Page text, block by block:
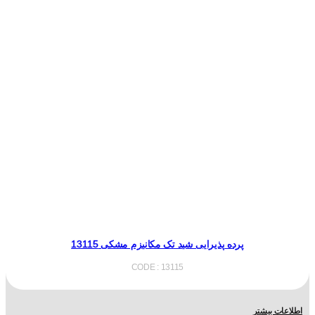
پرده پذیرایی شید تک مکانیزم مشکی 13115
CODE : 13115
اطلاعات بیشتر